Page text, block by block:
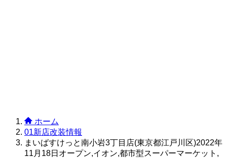
ホーム
01新店改装情報
まいばすけっと南小岩3丁目店(東京都江戸川区)2022年
11月18日オープン,イオン,都市型スーパーマーケット,